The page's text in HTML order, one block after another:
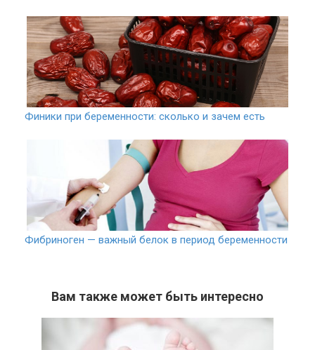
Финики при беременности: сколько и зачем есть
Фибриноген — важный белок в период беременности
Вам также может быть интересно